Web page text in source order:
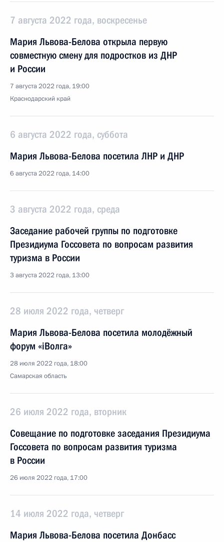
7 августа 2022 года, воскресенье
Мария Львова-Белова открыла первую
совместную смену для подростков из ДНР
и России
7 августа 2022 года, 19:00
Краснодарский край
6 августа 2022 года, суббота
Мария Львова-Белова посетила ЛНР и ДНР
6 августа 2022 года, 14:00
3 августа 2022 года, среда
Заседание рабочей группы по подготовке
Президиума Госсовета по вопросам развития
туризма в России
3 августа 2022 года, 13:00
28 июля 2022 года, четверг
Мария Львова-Белова посетила молодёжный
форум «iВолга»
28 июля 2022 года, 18:00
Самарская область
26 июля 2022 года, вторник
Совещание по подготовке заседания Президиума
Госсовета по вопросам развития туризма
в России
26 июля 2022 года, 17:00
14 июля 2022 года, четверг
Мария Львова-Белова посетила Донбасс